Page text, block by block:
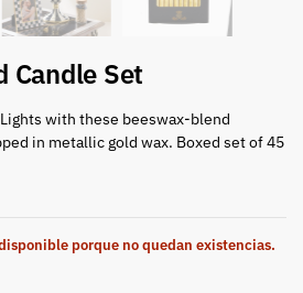
Candle Set
with these beeswax-blend
in metallic gold wax. Boxed set of 45
porque no quedan existencias.